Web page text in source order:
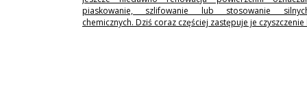
piaskowanie, szlifowanie lub stosowanie
chemicznych. Dziś coraz częściej zastępuje je